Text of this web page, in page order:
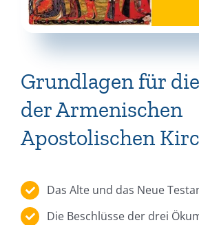
Grundlagen für
der Armenischen
Apostolischen
Das Alte und das Neue
Die Beschlüsse der drei